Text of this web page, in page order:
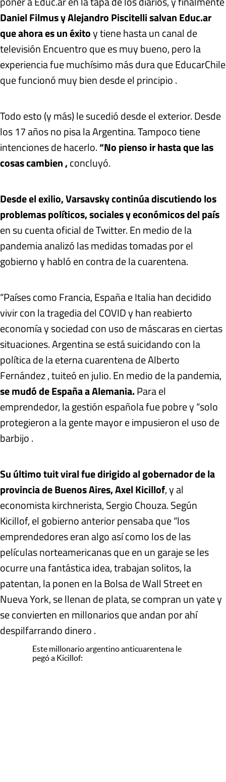
Daniel Filmus y Alejandro Piscitelli salvan Educ.ar
que ahora es un éxitoy tiene hasta un canal de
televisión Encuentro que es muy bueno, pero la
experiencia fue muchísimo más dura que EducarChile
que funcionó muy bien desde el principio .
Todo esto (y más) le sucedió desde el exterior. Desde
los 17 años no pisa la Argentina. Tampoco tiene
intenciones de hacerlo.“No pienso ir hasta que las
cosas cambien ,concluyó.
Desde el exilio, Varsavsky continúa discutiendo los
problemas políticos, sociales y económicos del país
en su cuenta oficial de Twitter. En medio de la
pandemia analizó las medidas tomadas por el
gobierno y habló en contra de la cuarentena.
“Países como Francia, España e Italia han decidido
vivir con la tragedia del COVID y han reabierto
economía y sociedad con uso de máscaras en ciertas
situaciones. Argentina se está suicidando con la
política de la eterna cuarentena de Alberto
Fernández , tuiteó en julio. En medio de la pandemia,
se mudó de España a Alemania.Para el
emprendedor, la gestión española fue pobre y “solo
protegieron a la gente mayor e impusieron el uso de
barbijo .
Su último tuit viral fue dirigido al gobernador de la
provincia de Buenos Aires, Axel Kicillof, y al
economista kirchnerista, Sergio Chouza. Según
Kicillof, el gobierno anterior pensaba que “los
emprendedores eran algo así como los de las
películas norteamericanas que en un garaje se les
ocurre una fantástica idea, trabajan solitos, la
patentan, la ponen en la Bolsa de Wall Street en
Nueva York, se llenan de plata, se compran un yate y
se convierten en millonarios que andan por ahí
despilfarrando dinero .
Este millonario argentino anticuarentena le
pegó a Kicillof: